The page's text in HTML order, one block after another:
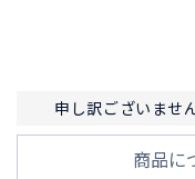
申し訳ございませ
商品に